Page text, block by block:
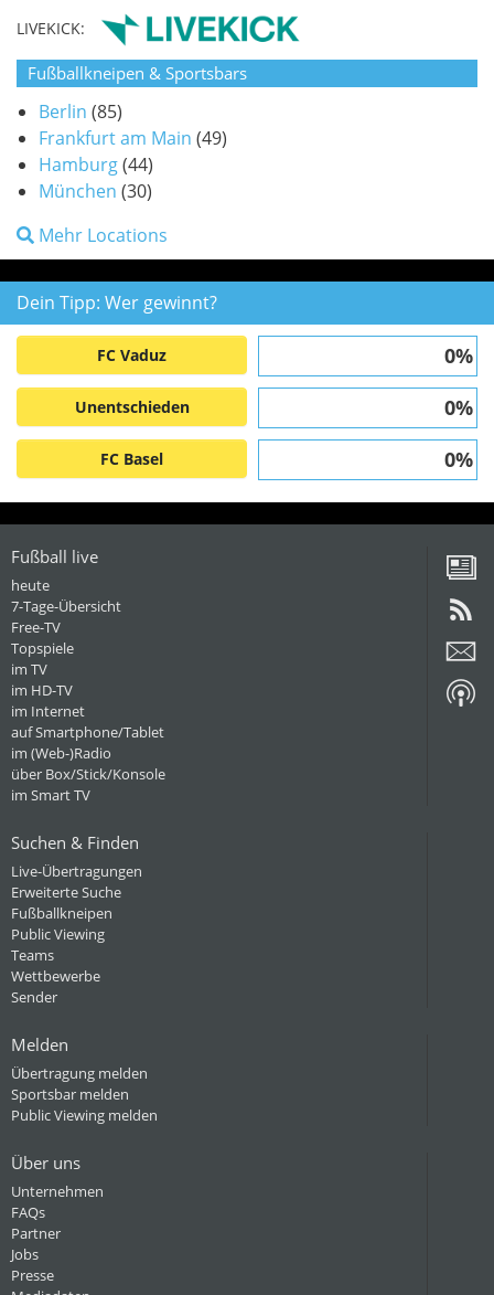
LIVEKICK:
Fußballkneipen & Sportsbars
Berlin (85)
Frankfurt am Main (49)
Hamburg(44)
München (30)
Mehr Locations
Dein Tipp: Wer gewinnt?
FC Vaduz 0%
Unentschieden 0%
FC Basel 0%
Fußball live
heute
7-Tage-Übersicht
Free-TV
Topspiele
im TV
im HD-TV
im Internet
auf Smartphone/Tablet
im (Web-)Radio
über Box/Stick/Konsole
im Smart TV
Suchen & Finden
Live-Übertragungen
Erweiterte Suche
Fußballkneipen
Public Viewing
Teams
Wettbewerbe
Sender
Melden
Übertragung melden
Sportsbar melden
Public Viewing melden
Über uns
Unternehmen
FAQs
Partner
Jobs
Presse